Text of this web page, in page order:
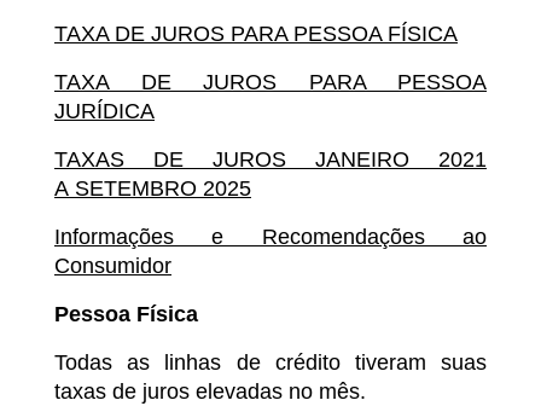
TAXA DE JUROS PARA PESSOA FÍSICA
TAXA DE JUROS PARA PESSOA
JURÍDICA
TAXAS DE JUROS JANEIRO 2021
A SETEMBRO 2025
Informações e Recomendações ao
Consumidor
Pessoa Física
Todas as linhas de crédito tiveram suas
taxas de juros elevadas no mês.